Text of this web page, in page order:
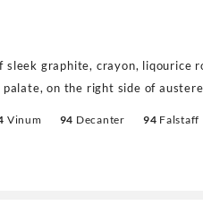
sleek graphite, crayon,
on the right side of
Vinum 94 Decanter 94 Falstaff